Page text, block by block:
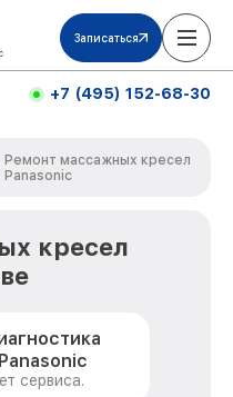
Записаться
+7 (495) 152-68-30
Ремонт массажных кресел
Panasonic
кресел
сервиса.